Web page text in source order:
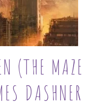
(THE MAZE
DASHNER